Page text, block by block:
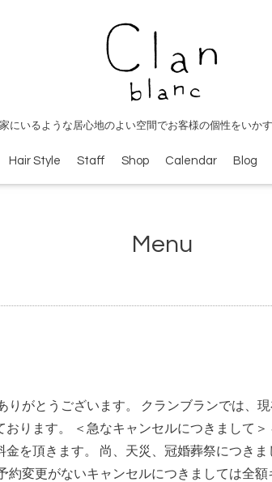
いるような居心地のよい空間でお客様の個性をいか
Hair Style Staff Shop Calendar Blog
Menu
りがとうございます。 クランブランでは
ります。 ＜急なキャンセルにつきまして
を頂きます。 尚、天災、冠婚葬祭につき
約変更がないキャンセルにつきましては全